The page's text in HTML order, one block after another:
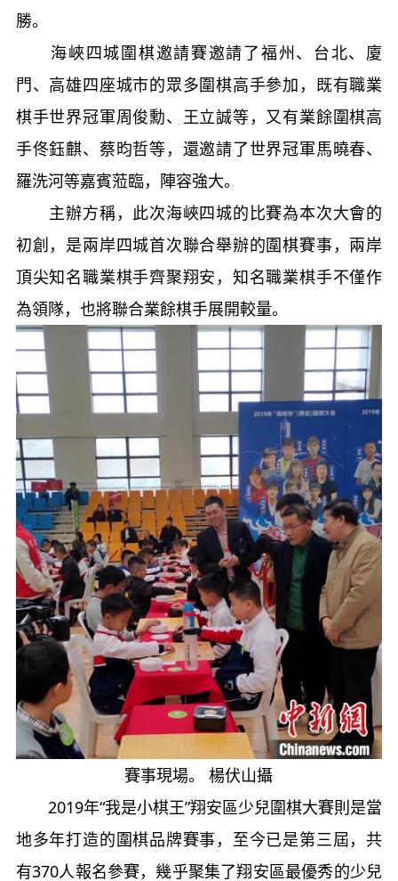
勝。
海峽四城圍棋邀請賽邀請了福州、台北、廈
門、高雄四座城市的眾多圍棋高手參加，既有職業
棋手世界冠軍周俊勳、王立誠等，又有業餘圍棋高
手佟鈺麒、蔡昀哲等，還邀請了世界冠軍馬曉春、
羅洗河等嘉賓蒞臨，陣容強大。
主辦方稱，此次海峽四城的比賽為本次大會的
初創，是兩岸四城首次聯合舉辦的圍棋賽事，兩岸
頂尖知名職業棋手齊聚翔安，知名職業棋手不僅作
為領隊，也將聯合業餘棋手展開較量。
賽事現場。 楊伏山攝
2019年“我是小棋王”翔安區少兒圍棋大賽則是當
地多年打造的圍棋品牌賽事，至今已是第三屆，共
有370人報名參賽，幾乎聚集了翔安區最優秀的少兒